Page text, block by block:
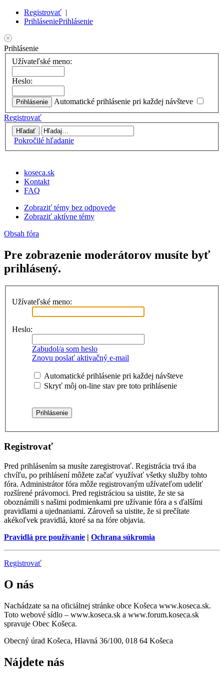
Registrovať |
PrihláseniePrihlásenie
Prihlásenie
Užívateľské meno:
Heslo:
Automatické prihlásenie pri každej návšteve
Registrovať
Pokročilé hľadanie
koseca.sk
Kontakt
FAQ
Zobraziť témy bez odpovede
Zobraziť aktívne témy
Obsah fóra
Pre zobrazenie moderátorov musíte byť
prihlásený.
Užívateľské meno:
Heslo:
Zabudol/a som heslo
Znovu poslať aktivačný e-mail
Automatické prihlásenie pri každej návšteve
Skryť môj on-line stav pre toto prihlásenie
Registrovať
Pred prihlásením sa musíte zaregistrovať. Registrácia trvá iba
chvíľu, po prihlásení môžete začať využívať všetky služby tohto
fóra. Administrátor fóra môže registrovaným užívateľom udeliť
rozšírené právomoci. Pred registráciou sa uistite, že ste sa
oboznámili s našimi podmienkami pre užívanie fóra a s ďalšími
pravidlami a ujednaniami. Zároveň sa uistite, že si prečítate
akékoľvek pravidlá, ktoré sa na fóre objavia.
Pravidlá pre používanie | Ochrana súkromia
Registrovať
O nás
Nachádzate sa na oficiálnej stránke obce Košeca www.koseca.sk.
Toto webové sídlo – www.koseca.sk a www.forum.koseca.sk
spravuje Obec Košeca.
Obecný úrad Košeca, Hlavná 36/100, 018 64 Košeca
Nájdete nás